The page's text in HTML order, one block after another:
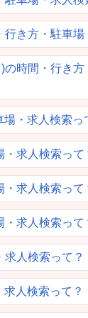
き方・駐車場
時間・行き
・求人検索っ
求人検索って
求人検索って
求人検索って
人検索って？
人検索って？